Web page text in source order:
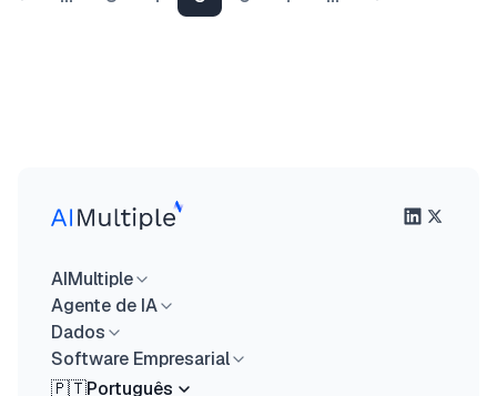
AIMultiple
Agente de IA
Dados
Software Empresarial
🇵🇹Português